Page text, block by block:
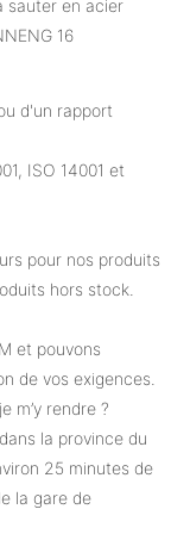
d'un rapport
ISO 14001 et
pour nos produits
hors stock.
et pouvons
de vos exigences.
m’y rendre ?
la province du
25 minutes de
la gare de